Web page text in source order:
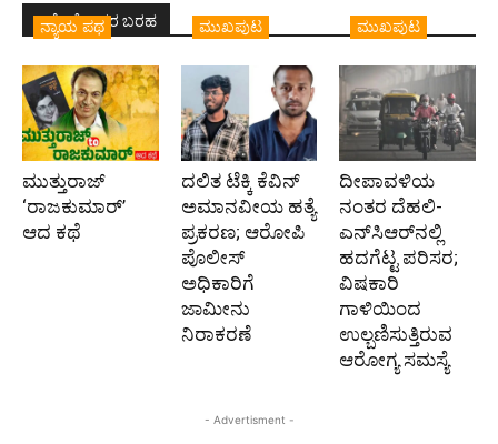
ಇದೇ ಲೇಖಕರ ಬರಹ
ನ್ಯಾಯ ಪಥ
ಮುತ್ತುರಾಜ್
‘ರಾಜಕುಮಾರ್‍’
ಆದ ಕಥೆ
ಮುಖಪುಟ
ದಲಿತ ಟೆಕ್ಕಿ ಕೆವಿನ್
ಅಮಾನವೀಯ ಹತ್ಯೆ
ಪ್ರಕರಣ; ಆರೋಪಿ
ಪೊಲೀಸ್‌
ಅಧಿಕಾರಿಗೆ
ಜಾಮೀನು
ನಿರಾಕರಣೆ
ಮುಖಪುಟ
ದೀಪಾವಳಿಯ
ನಂತರ ದೆಹಲಿ-
ಎನ್‌ಸಿಆರ್‌ನಲ್ಲಿ
ಹದಗೆಟ್ಟ ಪರಿಸರ;
ವಿಷಕಾರಿ
ಗಾಳಿಯಿಂದ
ಉಲ್ಬಣಿಸುತ್ತಿರುವ
ಆರೋಗ್ಯ ಸಮಸ್ಯೆ
- Advertisment -